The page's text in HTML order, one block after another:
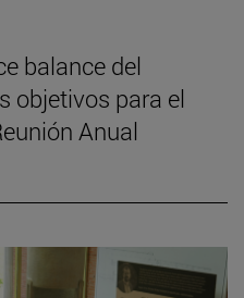
balance del
objetivos para el
Anual